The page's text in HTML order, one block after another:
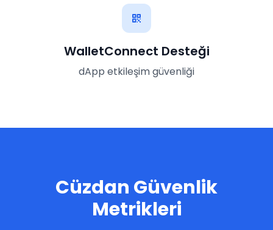
WalletConnect Desteği
dApp etkileşim güvenliği
Cüzdan Güvenlik
Metrikleri